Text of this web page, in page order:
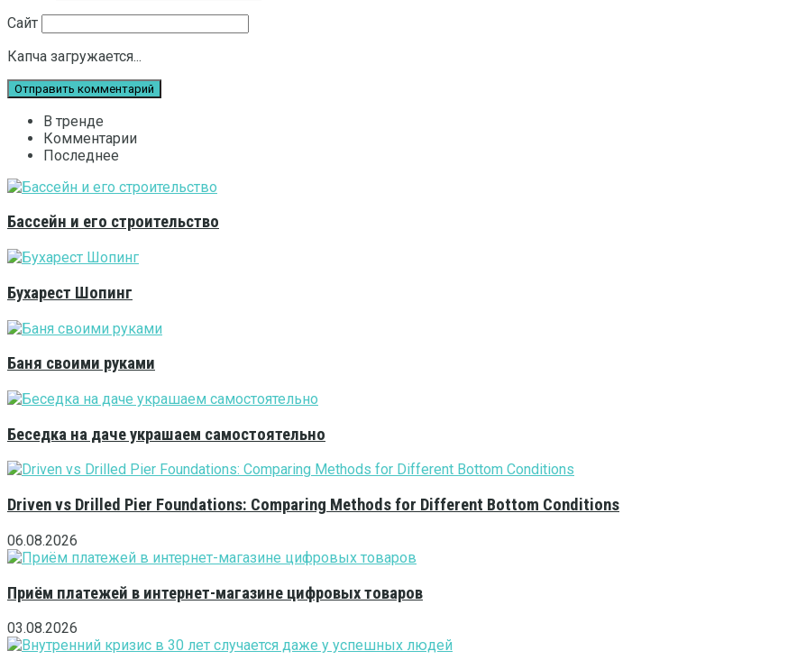
Сайт
Капча загружается...
В тренде
Комментарии
Последнее
Бассейн и его строительство
Бухарест Шопинг
Баня своими руками
Беседка на даче украшаем самостоятельно
Driven vs Drilled Pier Foundations: Comparing Methods for Different Bottom Conditions
06.08.2026
Приём платежей в интернет-магазине цифровых товаров
03.08.2026